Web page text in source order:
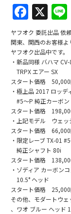
F
a
c
e
b
o
o
k
X
ヤフオク 委託出品 依
関東、関西のお客様よ
ヤフオク出品中です。
・新品同様 バハマ
TRPX エアー SX
スタート価格
・極上品 2017 ロッデ
#5〜P 純正カーボン
スタート価格
・上記モデル ウェッ
スタート価格
・限定レーブ TX-01
純正シャフト 80i
スタート価格
・ゾディア カーボン
10.5° ヘッド
スタート価格
その他、モダートウェ
、ワオ ブルー ヘッド